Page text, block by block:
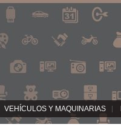
VEHÍCULOS Y MAQUINARIAS